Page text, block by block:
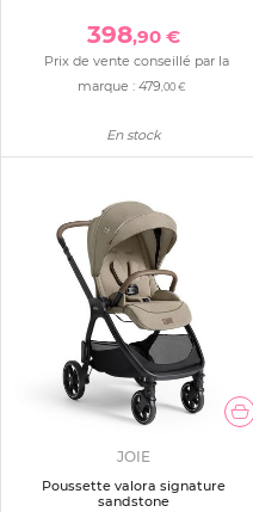
398,90 €
Prix de vente conseillé par la
marque : 479 ,00 €
En stock
JOIE
Poussette valora signature
sandstone